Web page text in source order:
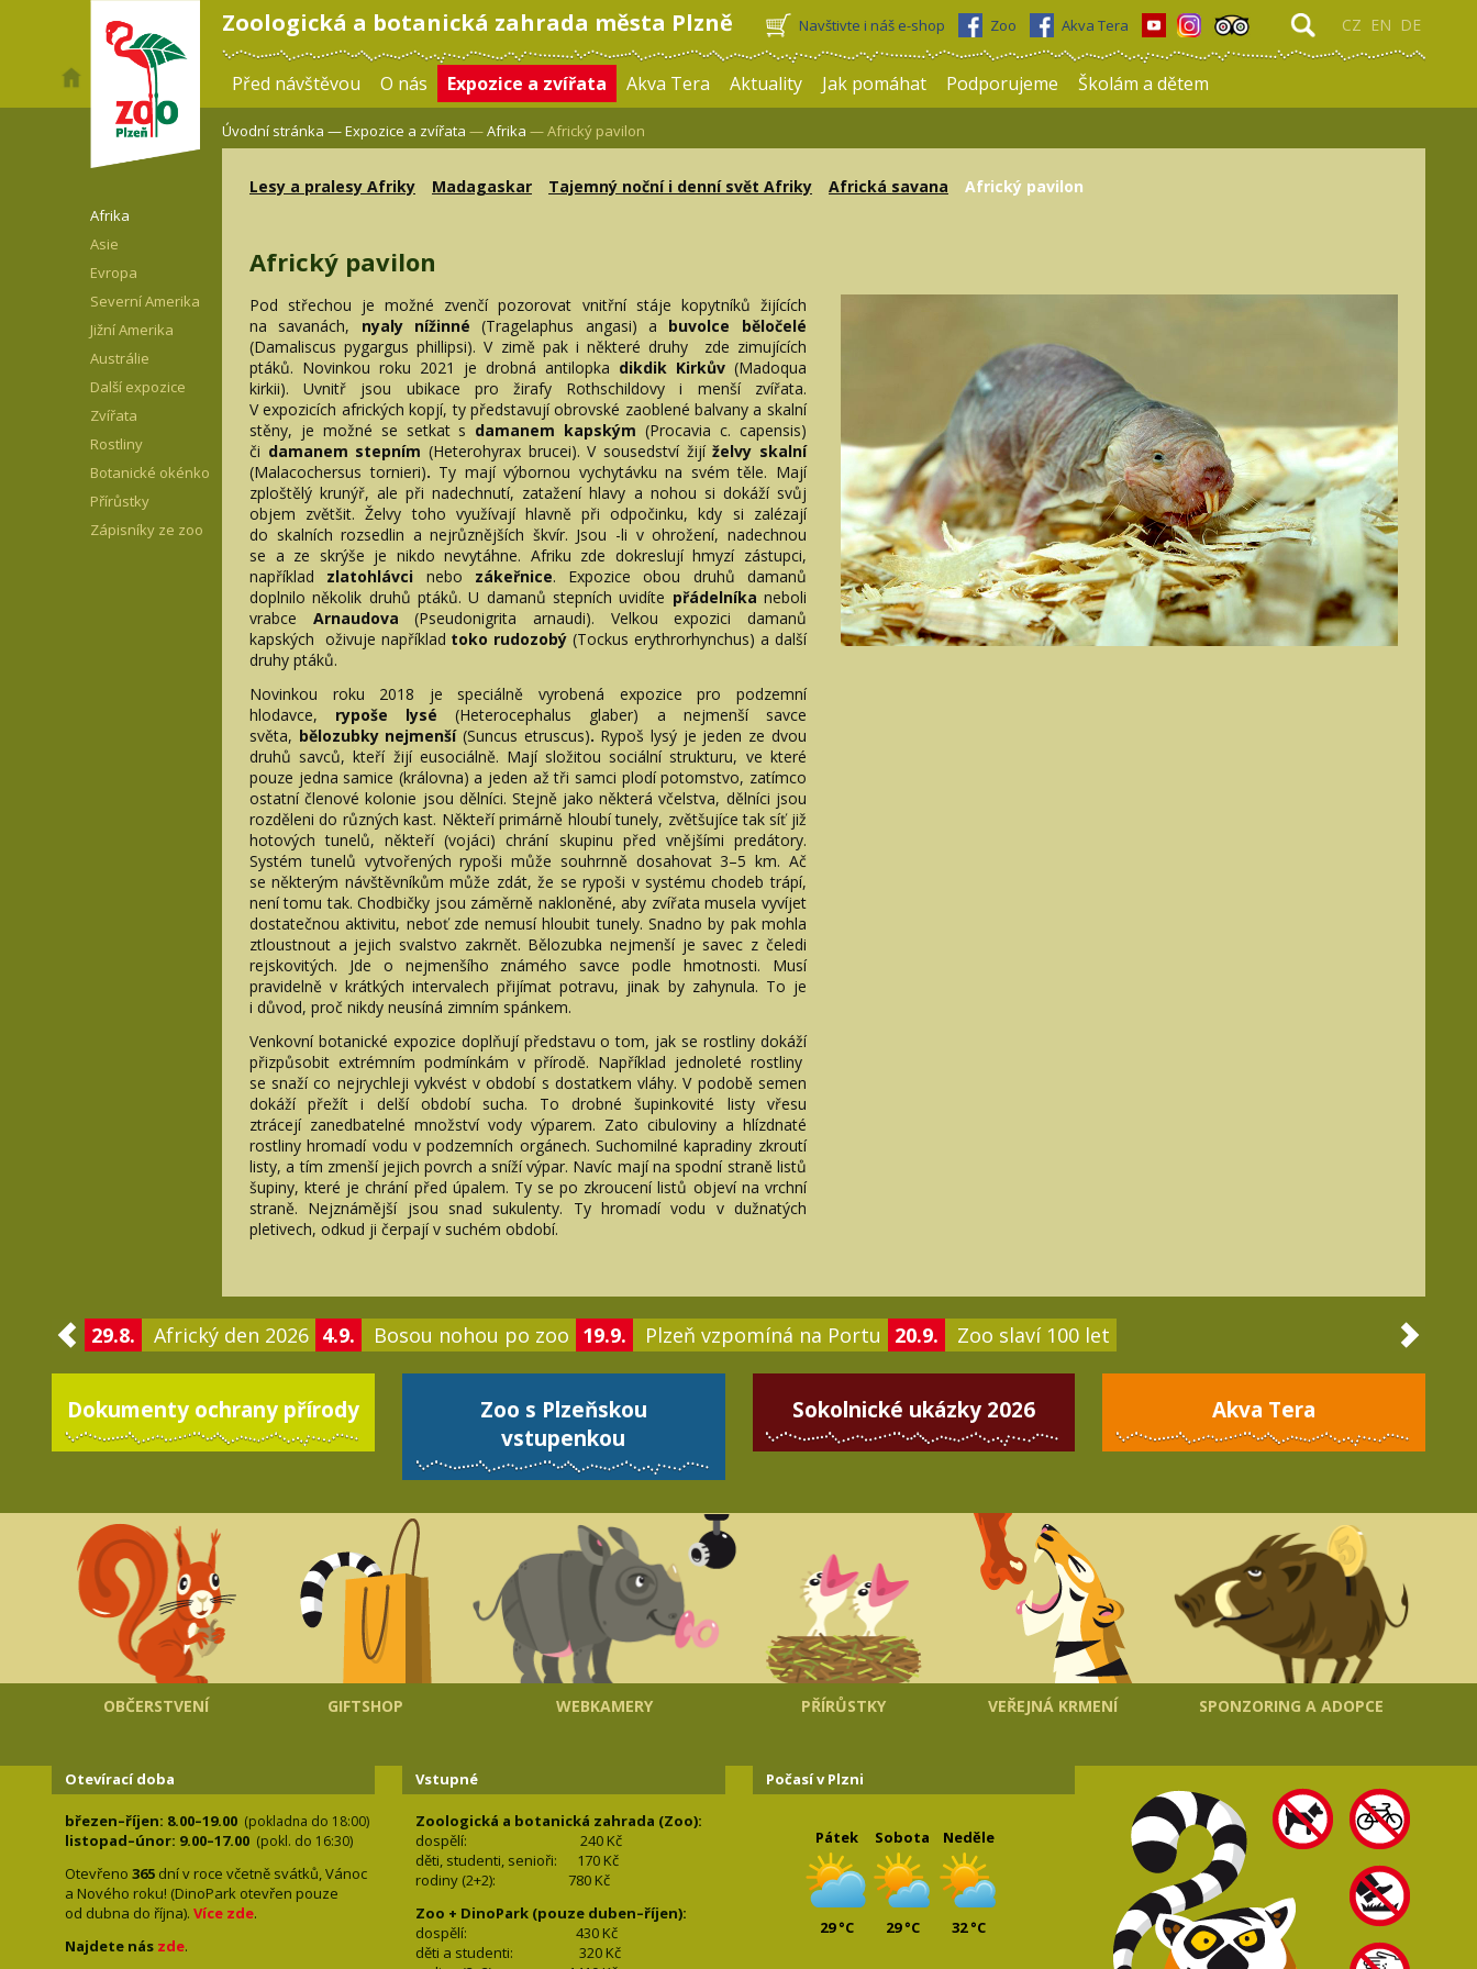
Zoologická a botanická zahrada města Plzně CZ EN DE
Navštivte i náš e-shop Zoo Akva Tera
Před návštěvou O nás Expozice a zvířata Akva Tera Aktuality Jak pomáhat Podporujeme Školám a dětem
Afrika
Asie
Evropa
Severní Amerika
Jižní Amerika
Austrálie
Další expozice
Zvířata
Rostliny
Botanické okénko
Přírůstky
Zápisníky ze zoo
Úvodní stránka —Expozice a zvířata —Afrika — Africký pavilon
Lesy a pralesy Afriky Madagaskar Tajemný noční i denní svět Afriky Africká savana Africký pavilon
Africký pavilon
Pod střechou je možné zvenčí pozorovat vnitřní stáje kopytníků žijících
na savanách, nyaly nížinné(Tragelaphus angasi) a buvolce běločelé
(Damaliscus pygargus phillipsi). V zimě pak i některé druhy zde zimujících
ptáků. Novinkou roku 2021 je drobná antilopka dikdik Kirkův (Madoqua
kirkii). Uvnitř jsou ubikace pro žirafy Rothschildovy i menší zvířata.
V expozicích afrických kopjí, ty představují obrovské zaoblené balvany a skalní
stěny, je možné se setkat s damanem kapským(Procavia c. capensis)
či damanem stepním (Heterohyrax brucei). V sousedství žijíželvy skalní
(Malacochersus tornieri). Ty mají výbornou vychytávku na svém těle. Mají
zploštělý krunýř, ale při nadechnutí, zatažení hlavy a nohou si dokáží svůj
objem zvětšit. Želvy toho využívají hlavně při odpočinku, kdy si zalézají
do skalních rozsedlin a nejrůznějších škvír. Jsou -li v ohrožení, nadechnou
se a ze skrýše je nikdo nevytáhne. Afriku zde dokreslují hmyzí zástupci,
například zlatohlávci nebo zákeřnice. Expozice obou druhů damanů
doplnilo několik druhů ptáků. U damanů stepních uvidíte přádelníka neboli
vrabce Arnaudova (Pseudonigrita arnaudi). Velkou expozici damanů
kapských oživuje například toko rudozobý (Tockus erythrorhynchus) a další
druhy ptáků.
Novinkou roku 2018 je speciálně vyrobená expozice pro podzemní
hlodavce, rypoše lysé(Heterocephalus glaber) a nejmenší savce
světa, bělozubky nejmenší(Suncus etruscus). Rypoš lysý je jeden ze dvou
druhů savců, kteří žijí eusociálně. Mají složitou sociální strukturu, ve které
pouze jedna samice (královna) a jeden až tři samci plodí potomstvo, zatímco
ostatní členové kolonie jsou dělníci. Stejně jako některá včelstva, dělníci jsou
rozděleni do různých kast. Někteří primárně hloubí tunely, zvětšujíce tak síť již
hotových tunelů, někteří (vojáci) chrání skupinu před vnějšími predátory.
Systém tunelů vytvořených rypoši může souhrnně dosahovat 3–5 km. Ač
se některým návštěvníkům může zdát, že se rypoši v systému chodeb trápí,
není tomu tak. Chodbičky jsou záměrně nakloněné, aby zvířata musela vyvíjet
dostatečnou aktivitu, neboť zde nemusí hloubit tunely. Snadno by pak mohla
ztloustnout a jejich svalstvo zakrnět. Bělozubka nejmenší je savec z čeledi
rejskovitých. Jde o nejmenšího známého savce podle hmotnosti. Musí
pravidelně v krátkých intervalech přijímat potravu, jinak by zahynula. To je
i důvod, proč nikdy neusíná zimním spánkem.
Venkovní botanické expozice doplňují představu o tom, jak se rostliny dokáží
přizpůsobit extrémním podmínkám v přírodě. Například jednoleté rostliny
se snaží co nejrychleji vykvést v období s dostatkem vláhy. V podobě semen
dokáží přežít i delší období sucha. To drobné šupinkovité listy vřesu
ztrácejí zanedbatelné množství vody výparem. Zato cibuloviny a hlízdnaté
rostliny hromadí vodu v podzemních orgánech. Suchomilné kapradiny zkroutí
listy, a tím zmenší jejich povrch a sníží výpar. Navíc mají na spodní straně listů
šupiny, které je chrání před úpalem. Ty se po zkroucení listů objeví na vrchní
straně. Nejznámější jsou snad sukulenty. Ty hromadí vodu v dužnatých
pletivech, odkud ji čerpají v suchém období.
29.8. Africký den 2026 4.9. Bosou nohou po zoo 19.9. Plzeň vzpomíná na Portu 20.9. Zoo slaví 100 let
Dokumenty ochrany přírody
Zoo s Plzeňskou
vstupenkou
Sokolnické ukázky 2026 Akva Tera
OBČERSTVENÍ GIFTSHOP WEBKAMERY PŘÍRŮSTKY VEŘEJNÁ KRMENÍ SPONZORING A ADOPCE
Otevírací doba
březen–říjen: 8.00–19.00 (pokladna do 18:00)
listopad–únor: 9.00–17.00 (pokl. do 16:30)
Otevřeno 365 dní v roce včetně svátků, Vánoc
a Nového roku! (DinoPark otevřen pouze
od dubna do října). Více zde.
Najdete nás zde.
Vstupné
Zoologická a botanická zahrada (Zoo):
dospělí:
240 Kč
děti, studenti, senioři: 170Kč
rodiny (2+2): 780Kč
Zoo + DinoPark (pouze duben–říjen):
dospělí: 430Kč
děti a studenti: 320 Kč
Počasí v Plzni
Pátek
29 °C
Sobota
29 °C
Neděle
32 °C